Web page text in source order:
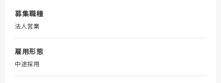
募集職種
法人営業
雇用形態
中途採用